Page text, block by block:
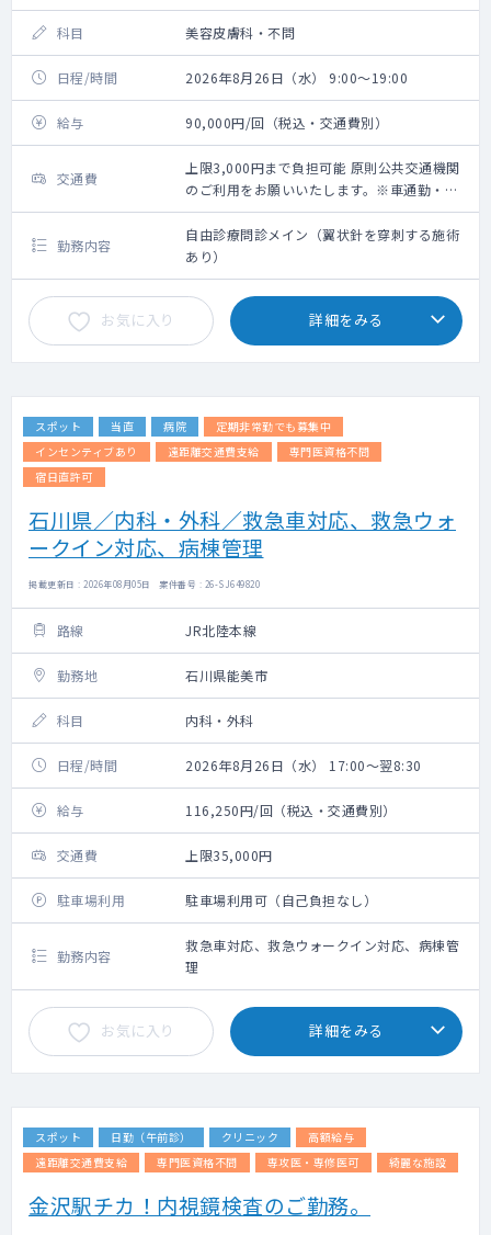
科目 美容皮膚科・不問
日程/時間 2026年8月26日（水） 9:00～19:00
給与 90,000円/回（税込・交通費別）
交通費
上限3,000円まで負担可能 原則公共交通機関
のご利用をお願いいたします。※車通勤・タ
クシー利用要相談
勤務内容
自由診療問診メイン（翼状針を穿刺する施術
あり）
お気に入り 詳細をみる
スポット 当直 病院
定期非常勤でも募集中
インセンティブあり
遠距離交通費支給
専門医資格不問
宿日直許可
石川県／内科・外科／救急車対応、救急ウォ
ークイン対応、病棟管理
掲載更新日 : 2026年08月05日 案件番号 : 26-SJ649820
路線 JR北陸本線
勤務地 石川県能美市
科目 内科・外科
日程/時間 2026年8月26日（水） 17:00～翌8:30
給与 116,250円/回（税込・交通費別）
交通費 上限35,000円
駐車場利用 駐車場利用可（自己負担なし）
勤務内容
救急車対応、救急ウォークイン対応、病棟管
理
お気に入り 詳細をみる
スポット 日勤（午前診） クリニック
高額給与
遠距離交通費支給
専門医資格不問 専攻医・専修医可 綺麗な施設
金沢駅チカ！内視鏡検査のご勤務。